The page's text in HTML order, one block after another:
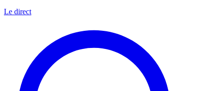
Le direct